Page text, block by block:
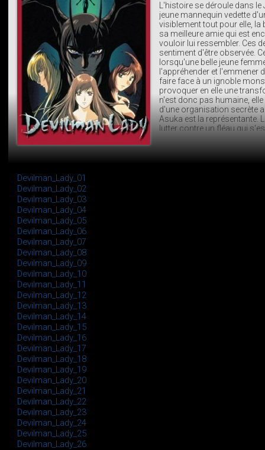
L'histoire se déroule dans
jeune mannequin vedette
visiblement tout pour elle, la
sa meilleure amie qui est
vouloir lui ressembler. Ces
sentiment d'être observée.
lorsqu'une belle jeune
l'appréhender et l'emmener
faire face à un ignoble
provoquer en elle une
n'est donc pas humaine,
d'une organisation secrète
Asuka est la représentante.
lutter contre un fléau qui
Devilman_Lady_01
Devilman_Lady_02
Devilman_Lady_03
Devilman_Lady_04
Devilman_Lady_05
Devilman_Lady_06
Devilman_Lady_07
Devilman_Lady_08
Devilman_Lady_09
Devilman_Lady_10
Devilman_Lady_11
Devilman_Lady_12
Devilman_Lady_13
Devilman_Lady_14
Devilman_Lady_15
Devilman_Lady_16
Devilman_Lady_17
Devilman_Lady_18
Devilman_Lady_19
Devilman_Lady_20
Devilman_Lady_21
Devilman_Lady_22
Devilman_Lady_23
Devilman_Lady_24
Devilman_Lady_25
Devilman_Lady_26